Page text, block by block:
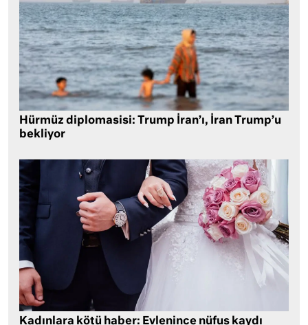
Hürmüz diplomasisi: Trump İran’ı, İran Trump’u
bekliyor
Kadınlara kötü haber: Evlenince nüfus kaydı